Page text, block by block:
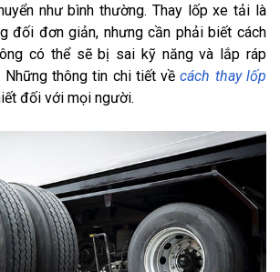
như bình thường. Thay lốp xe tải là
đối đơn giản, nhưng cần phải biết cách
có thể sẽ bị sai kỹ năng và lắp ráp
Những thông tin chi tiết về cách thay lốp
đối với mọi người.